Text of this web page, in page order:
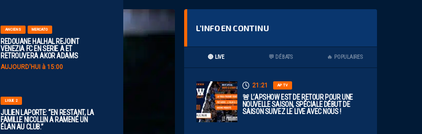
ANCIENS MERCATO
REDOUANE HALHAL REJOINT
VENEZIA FC EN SERIE A ET
RETROUVERA AKOR ADAMS
AUJOURD'HUI à 15:00
LIGUE 2
JULIEN LAPORTE: “EN RESTANT, LA
FAMILLE NICOLLIN A RAMENÉ UN
ÉLAN AU CLUB.”
L’INFO EN CONTINU
🔴 LIVE 💬 DÉBATS 🔥 POPULAIRES
21:21 AP TV
🚨 L’APSHOW EST DE RETOUR POUR UNE
NOUVELLE SAISON, SPÉCIALE DÉBUT DE
SAISON SUIVEZ LE LIVE AVEC NOUS !